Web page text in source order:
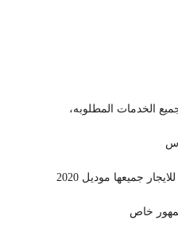
الخدمات المطلوبه،
جميعها موديل 2020
خاص